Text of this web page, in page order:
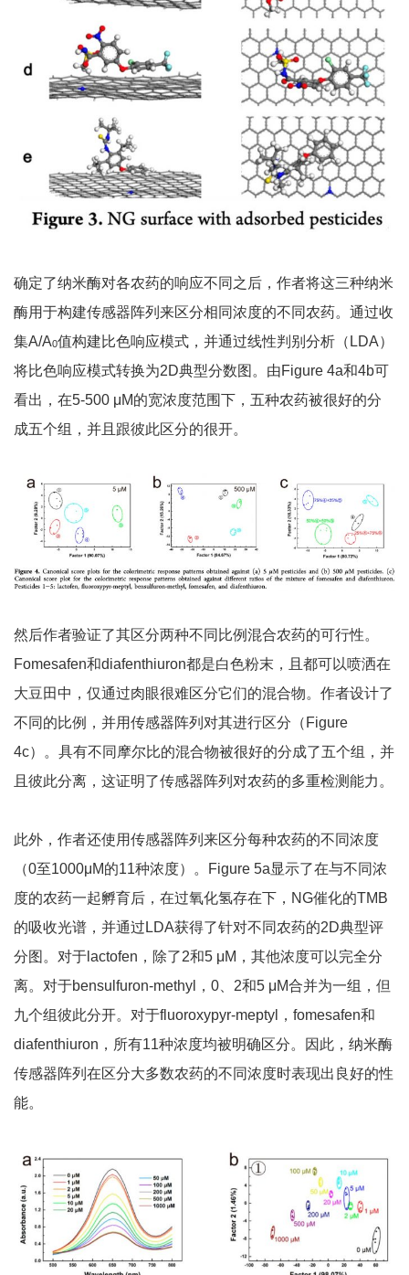
确定了纳米酶对各农药的响应不同之后，作者将这三种纳米
酶用于构建传感器阵列来区分相同浓度的不同农药。通过收
集A/A0值构建比色响应模式，并通过线性判别分析（LDA）
将比色响应模式转换为2D典型分数图。由Figure 4a和4b可
看出，在5-500 μM的宽浓度范围下，五种农药被很好的分
成五个组，并且跟彼此区分的很开。
然后作者验证了其区分两种不同比例混合农药的可行性。
Fomesafen和diafenthiuron都是白色粉末，且都可以喷洒在
大豆田中，仅通过肉眼很难区分它们的混合物。作者设计了
不同的比例，并用传感器阵列对其进行区分（Figure
4c）。具有不同摩尔比的混合物被很好的分成了五个组，并
且彼此分离，这证明了传感器阵列对农药的多重检测能力。
此外，作者还使用传感器阵列来区分每种农药的不同浓度
（0至1000μM的11种浓度）。Figure 5a显示了在与不同浓
度的农药一起孵育后，在过氧化氢存在下，NG催化的TMB
的吸收光谱，并通过LDA获得了针对不同农药的2D典型评
分图。对于lactofen，除了2和5 μM，其他浓度可以完全分
离。对于bensulfuron-methyl，0、2和5 μM合并为一组，但
九个组彼此分开。对于fluoroxypyr-meptyl，fomesafen和
diafenthiuron，所有11种浓度均被明确区分。因此，纳米酶
传感器阵列在区分大多数农药的不同浓度时表现出良好的性
能。